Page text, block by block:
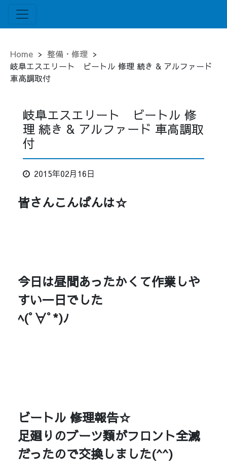
Home > 整備・修理 >
岐阜エスエリート ビートル 修理 続き & アルファード
車高調取付
岐阜エスエリート ビートル 修
理 続き & アルファード 車高調取
付
2015年02月16日
皆さんこんばんは☆
今日は昼間あったかくて作業しや
すい一日でした
ﾍ(ﾟ∀ﾟ*)ﾉ
ビートル 修理報告☆
足廻りのブーツ類がフロント全滅
だったので交換しました(^^)